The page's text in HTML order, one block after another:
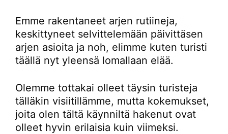
Emme rakentaneet arjen rutiineja,
keskittyneet selvittelemään päivittäsen
arjen asioita ja noh, elimme kuten turisti
täällä nyt yleensä lomallaan elää.
Olemme tottakai olleet täysin turisteja
tälläkin visiitillämme, mutta kokemukset,
joita olen tältä käynniltä hakenut ovat
olleet hyvin erilaisia kuin viimeksi.